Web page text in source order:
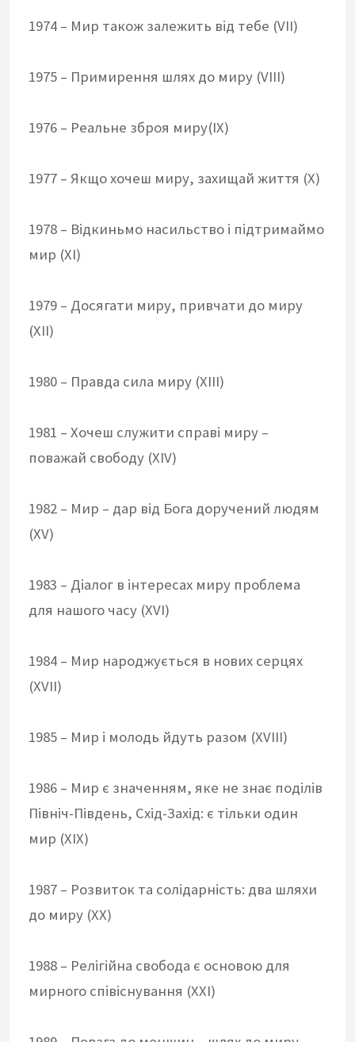
1974 – Мир також залежить від тебе (VII)
1975 – Примирення шлях до миру (VIII)
1976 – Реальне зброя миру(IX)
1977 – Якщо хочеш миру, захищай життя (X)
1978 – Відкиньмо насильство і підтримаймо
мир (XI)
1979 – Досягати миру, привчати до миру
(XII)
1980 – Правда сила миру (XIII)
1981 – Хочеш служити справі миру –
поважай свободу (XIV)
1982 – Мир – дар від Бога доручений людям
(XV)
1983 – Діалог в інтересах миру проблема
для нашого часу (XVI)
1984 – Мир народжується в нових серцях
(XVII)
1985 – Мир і молодь йдуть разом (XVIII)
1986 – Мир є значенням, яке не знає поділів
Північ-Південь, Схід-Захід: є тільки один
мир (XIX)
1987 – Розвиток та солідарність: два шляхи
до миру (XX)
1988 – Релігійна свобода є основою для
мирного співіснування (XXI)